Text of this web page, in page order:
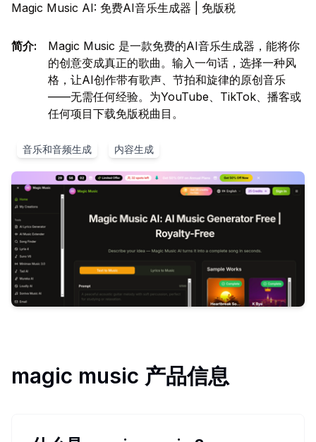
Magic Music AI: 免费AI音乐生成器 | 免版税
简介:
Magic Music 是一款免费的AI音乐生成器，能将你
的创意变成真正的歌曲。输入一句话，选择一种风
格，让AI创作带有歌声、节拍和旋律的原创音乐
——无需任何经验。为YouTube、TikTok、播客或
任何项目下载免版税曲目。
音乐和音频生成 内容生成
magic music 产品信息